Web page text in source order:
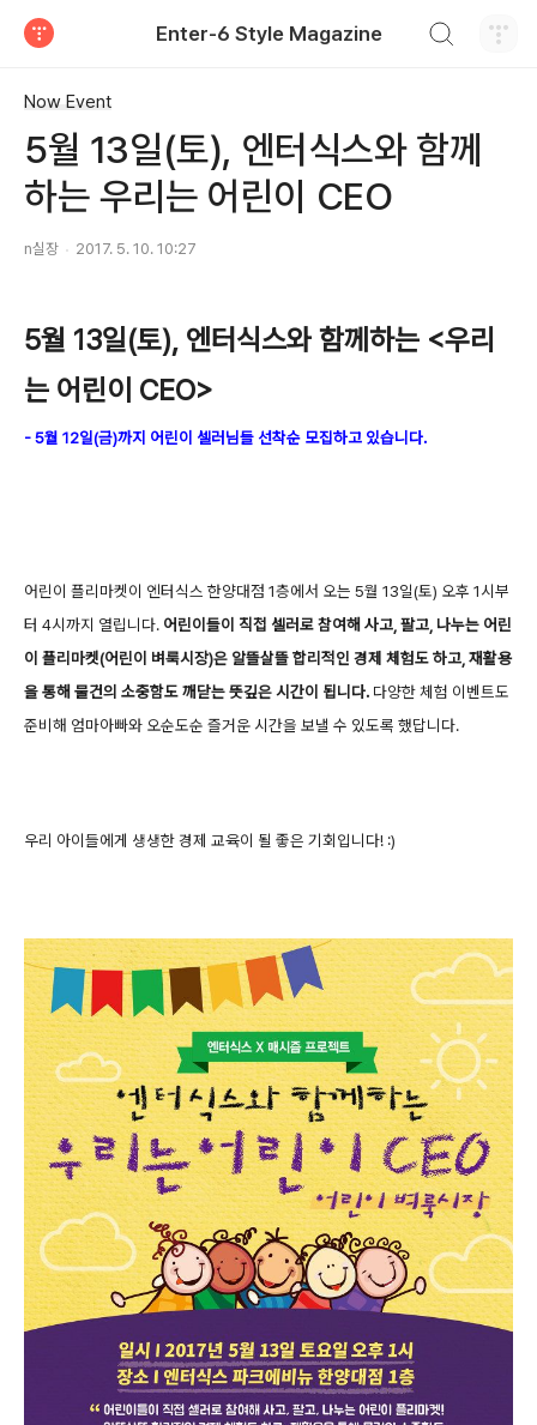
Enter-6 Style Magazine
Now Event
5월 13일(토), 엔터식스와 함께
하는 우리는 어린이 CEO
n실장 2017. 5. 10. 10:27
5월 13일(토), 엔터식스와 함께하는 <우리
는 어린이 CEO>
- 5월 12일(금)까지 어린이 셀러님들 선착순 모집하고 있습니다.
어린이 플리마켓이 엔터식스 한양대점 1층에서 오는 5월 13일(토) 오후 1시부
터 4시까지 열립니다. 어린이들이 직접 셀러로 참여해 사고, 팔고, 나누는 어린
이 플리마켓(어린이 벼룩시장)은 알뜰살뜰 합리적인 경제 체험도 하고, 재활용
을 통해 물건의 소중함도 깨닫는 뜻깊은 시간이 됩니다. 다양한 체험 이벤트도
준비해 엄마아빠와 오순도순 즐거운 시간을 보낼 수 있도록 했답니다.
우리 아이들에게 생생한 경제 교육이 될 좋은 기회입니다! :)